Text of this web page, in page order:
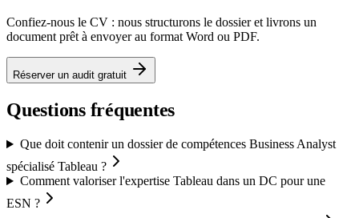
Confiez-nous le CV : nous structurons le dossier et livrons un
document prêt à envoyer au format Word ou PDF.
Réserver un audit gratuit
Questions fréquentes
Que doit contenir un dossier de compétences Business Analyst
spécialisé Tableau ?
Comment valoriser l'expertise Tableau dans un DC pour une
ESN ?